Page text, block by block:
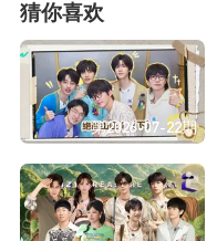
猜你喜欢
第2026-07-22期